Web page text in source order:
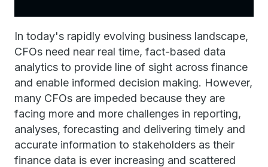
In today's rapidly evolving business landscape,
CFOs need near real time, fact-based data
analytics to provide line of sight across finance
and enable informed decision making. However,
many CFOs are impeded because they are
facing more and more challenges in reporting,
analyses, forecasting and delivering timely and
accurate information to stakeholders as their
finance data is ever increasing and scattered